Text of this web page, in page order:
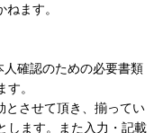
ます。
確認のための必要書類
。
させて頂き、揃ってい
します。また入力・記載